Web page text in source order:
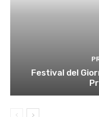
Festival del